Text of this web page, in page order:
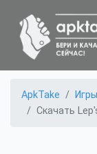
ApkTake Игры
Скачать